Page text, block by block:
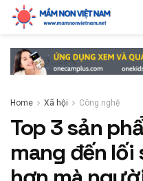
Home Xã hội Công nghệ
Top 3 sản
mang đến lối